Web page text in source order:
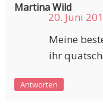
Martina Wild
20. Juni
Meine
ihr
Antworten